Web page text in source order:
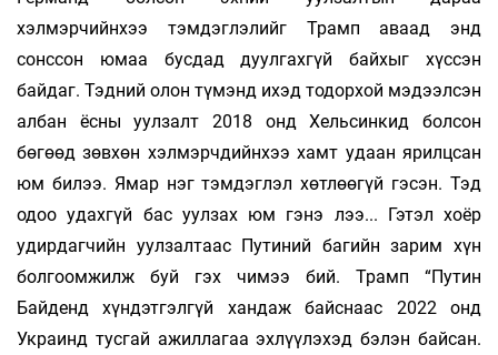
хэлмэрчийнхээ тэмдэглэлийг Трамп аваад энд
сонссон юмаа бусдад дуул­гахгүй байхыг хүссэн
байдаг. Тэдний олон түмэнд ихэд тодорхой мэдээлсэн
албан ёсны уул­залт 2018 онд Хельсинкид болсон
бөгөөд зөв­хөн хэлмэрчдийнхээ хамт удаан ярилцсан
юм билээ. Ямар нэг тэмдэглэл хөтлөөгүй гэсэн. Тэд
одоо удахгүй бас уулзах юм гэнэ лээ... Гэтэл хоёр
удирдагчийн уулзалтаас Путиний багийн зарим хүн
болгоомжилж буй гэх чимээ бий. Трамп “Путин
Байденд хүндэтгэлгүй хандаж байснаас 2022 онд
Украинд тусгай ажиллагаа эхлүүлэхэд бэлэн байсан.